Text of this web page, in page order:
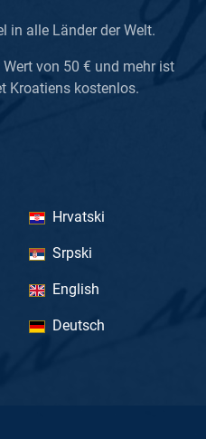
in alle Länder der Welt.
von 50 € und mehr ist
Kroatiens kostenlos.
Hrvatski
Srpski
English
Deutsch